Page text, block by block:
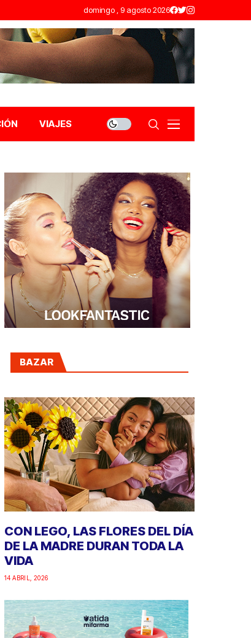
domingo , 9 agosto 2026
VIAJES
BAZAR
CON LEGO, LAS FLORES DEL DÍA
DE LA MADRE DURAN TODA LA
VIDA
14 ABRIL, 2026